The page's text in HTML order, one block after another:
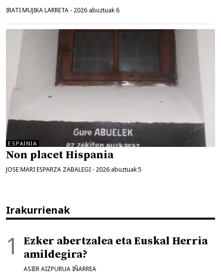
IRATI MUJIKA LARRETA - 2026 abuztuak 6
ESPAINIA
Non placet Hispania
JOSE MARI ESPARZA ZABALEGI - 2026 abuztuak 5
Irakurrienak
Ezker abertzalea eta Euskal Herria
amildegira?
ASIER AIZPURUA IÑARREA